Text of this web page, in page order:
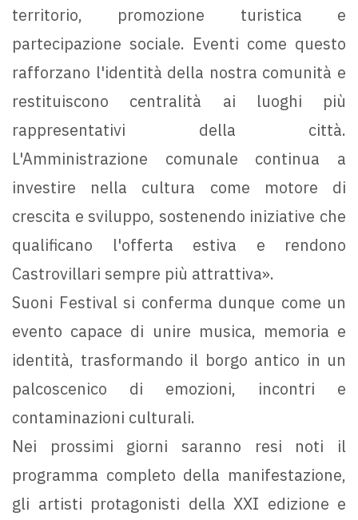
territorio, promozione turistica e
partecipazione sociale. Eventi come questo
rafforzano l'identità della nostra comunità e
restituiscono centralità ai luoghi più
rappresentativi della città.
L'Amministrazione comunale continua a
investire nella cultura come motore di
crescita e sviluppo, sostenendo iniziative che
qualificano l'offerta estiva e rendono
Castrovillari sempre più attrattiva».
Suoni Festival si conferma dunque come un
evento capace di unire musica, memoria e
identità, trasformando il borgo antico in un
palcoscenico di emozioni, incontri e
contaminazioni culturali.
Nei prossimi giorni saranno resi noti il
programma completo della manifestazione,
gli artisti protagonisti della XXI edizione e